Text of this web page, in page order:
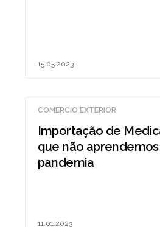
15.05.2023
COMÉRCIO EXTERIOR
Importação de
que não
pandemia
11.01.2023